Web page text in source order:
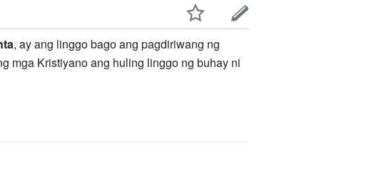
, ay ang linggo bago ang pagdiriwang ng
mga Kristiyano ang huling linggo ng buhay ni